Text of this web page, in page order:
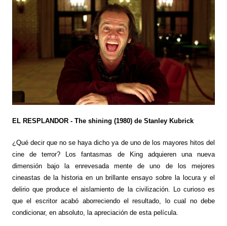
EL RESPLANDOR - The shining (1980) de Stanley Kubrick
¿Qué decir que no se haya dicho ya de uno de los mayores hitos del
cine de terror? Los fantasmas de King adquieren una nueva
dimensión bajo la enrevesada mente de uno de los mejores
cineastas de la historia en un brillante ensayo sobre la locura y el
delirio que produce el aislamiento de la civilización. Lo curioso es
que el escritor acabó aborreciendo el resultado, lo cual no debe
condicionar, en absoluto, la apreciación de esta película.